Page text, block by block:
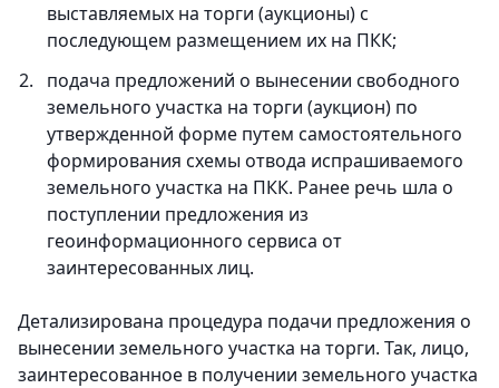
выставляемых на торги (аукционы) с
последующем размещением их на ПКК;
подача предложений о вынесении свободного
земельного участка на торги (аукцион) по
утвержденной форме путем самостоятельного
формирования схемы отвода испрашиваемого
земельного участка на ПКК. Ранее речь шла о
поступлении предложения из
геоинформационного сервиса от
заинтересованных лиц.
Детализирована процедура подачи предложения о
вынесении земельного участка на торги. Так, лицо,
заинтересованное в получении земельного участка